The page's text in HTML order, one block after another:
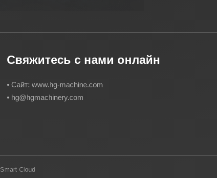
Свяжитесь с нами онлайн
• Сайт: www.hg-machine.com
• hg@hgmachinery.com
Smart Cloud